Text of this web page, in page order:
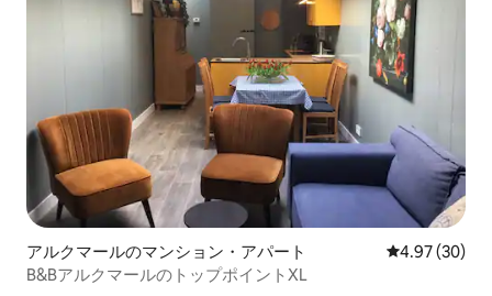
アルクマールのマンション・アパート レビュー30
4.97 (30)
B&BアルクマールのトップポイントXL